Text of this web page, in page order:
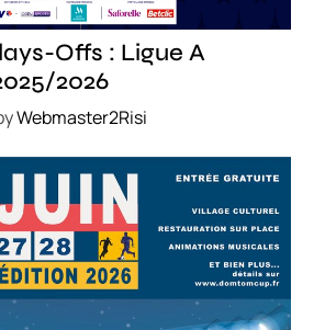
Offs : Ligue A
2026
Webmaster2Risi